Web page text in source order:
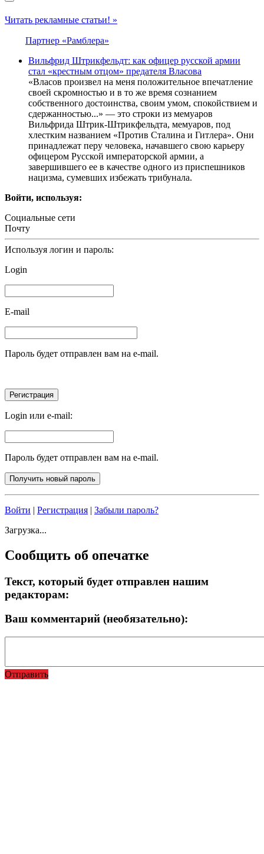
Читать рекламные статьи! »
Партнер «Рамблера»
Вильфрид Штрикфельдт: как офицер русской армии
стал «крестным отцом» предателя Власова
«Власов произвел на меня положительное впечатление
своей скромностью и в то же время сознанием
собственного достоинства, своим умом, спокойствием и
сдержанностью...» — это строки из мемуаров
Вильфрида Штрик-Штрикфельдта, мемуаров, под
хлестким названием «Против Сталина и Гитлера». Они
принадлежат перу человека, начавшего свою карьеру
офицером Русской императорской армии, а
завершившего ее в качестве одного из приспешников
нацизма, сумевших избежать трибунала.
Войти, используя:
Социальные сети
Почту
Используя логин и пароль:
Login
E-mail
Пароль будет отправлен вам на e-mail.
Login или e-mail:
Пароль будет отправлен вам на e-mail.
Войти | Регистрация | Забыли пароль?
Загрузка...
Сообщить об опечатке
Текст, который будет отправлен нашим
редакторам:
Ваш комментарий (необязательно):
Отправить